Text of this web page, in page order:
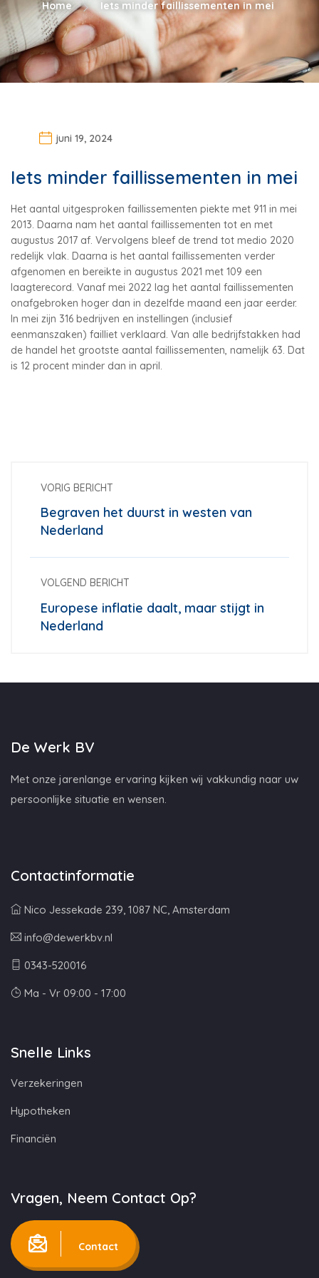
Home Iets minder faillissementen in mei
juni 19, 2024
Iets minder faillissementen in mei
Het aantal uitgesproken faillissementen piekte met 911 in mei
2013. Daarna nam het aantal faillissementen tot en met
augustus 2017 af. Vervolgens bleef de trend tot medio 2020
redelijk vlak. Daarna is het aantal faillissementen verder
afgenomen en bereikte in augustus 2021 met 109 een
laagterecord. Vanaf mei 2022 lag het aantal faillissementen
onafgebroken hoger dan in dezelfde maand een jaar eerder.
In mei zijn 316 bedrijven en instellingen (inclusief
eenmanszaken) failliet verklaard. Van alle bedrijfstakken had
de handel het grootste aantal faillissementen, namelijk 63. Dat
is 12 procent minder dan in april.
VORIG BERICHT
Begraven het duurst in westen van
Nederland
VOLGEND BERICHT
Europese inflatie daalt, maar stijgt in
Nederland
De Werk BV
Met onze jarenlange ervaring kijken wij vakkundig naar uw
persoonlijke situatie en wensen.
Contactinformatie
Nico Jessekade 239, 1087 NC, Amsterdam
info@dewerkbv.nl
0343-520016
Ma - Vr 09:00 - 17:00
Snelle Links
Verzekeringen
Hypotheken
Financiën
Vragen, Neem Contact Op?
Contact